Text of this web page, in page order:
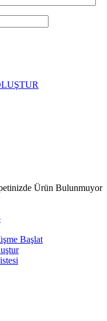
Ürün Bulunmuyor
Başlat